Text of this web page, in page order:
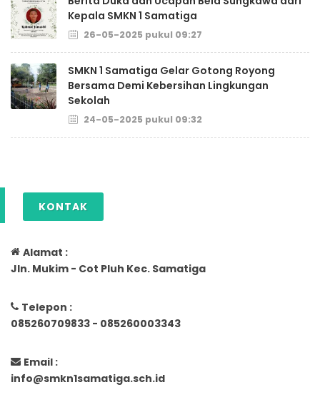
Kepala SMKN 1 Samatiga
26-05-2025 pukul 09:27
SMKN 1 Samatiga Gelar Gotong Royong
Bersama Demi Kebersihan Lingkungan
Sekolah
24-05-2025 pukul 09:32
KONTAK
Alamat :
Jln. Mukim - Cot Pluh Kec. Samatiga
Telepon :
085260709833 - 085260003343
Email :
info@smkn1samatiga.sch.id